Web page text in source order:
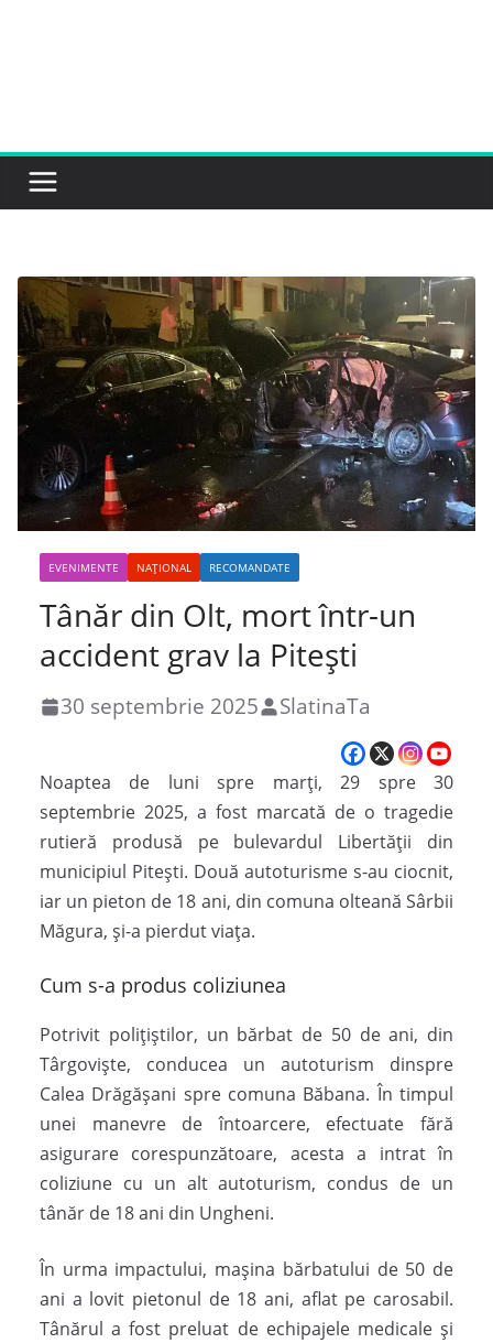
EVENIMENTE NAȚIONAL RECOMANDATE
Tânăr din Olt, mort într-un
accident grav la Pitești
30 septembrie 2025 SlatinaTa
Noaptea de luni spre marți, 29 spre 30
septembrie 2025, a fost marcată de o tragedie
rutieră produsă pe bulevardul Libertății din
municipiul Pitești. Două autoturisme s-au ciocnit,
iar un pieton de 18 ani, din comuna olteană Sârbii
Măgura, și-a pierdut viața.
Cum s-a produs coliziunea
Potrivit polițiștilor, un bărbat de 50 de ani, din
Târgoviște, conducea un autoturism dinspre
Calea Drăgășani spre comuna Băbana. În timpul
unei manevre de întoarcere, efectuate fără
asigurare corespunzătoare, acesta a intrat în
coliziune cu un alt autoturism, condus de un
tânăr de 18 ani din Ungheni.
În urma impactului, mașina bărbatului de 50 de
ani a lovit pietonul de 18 ani, aflat pe carosabil.
Tânărul a fost preluat de echipajele medicale și